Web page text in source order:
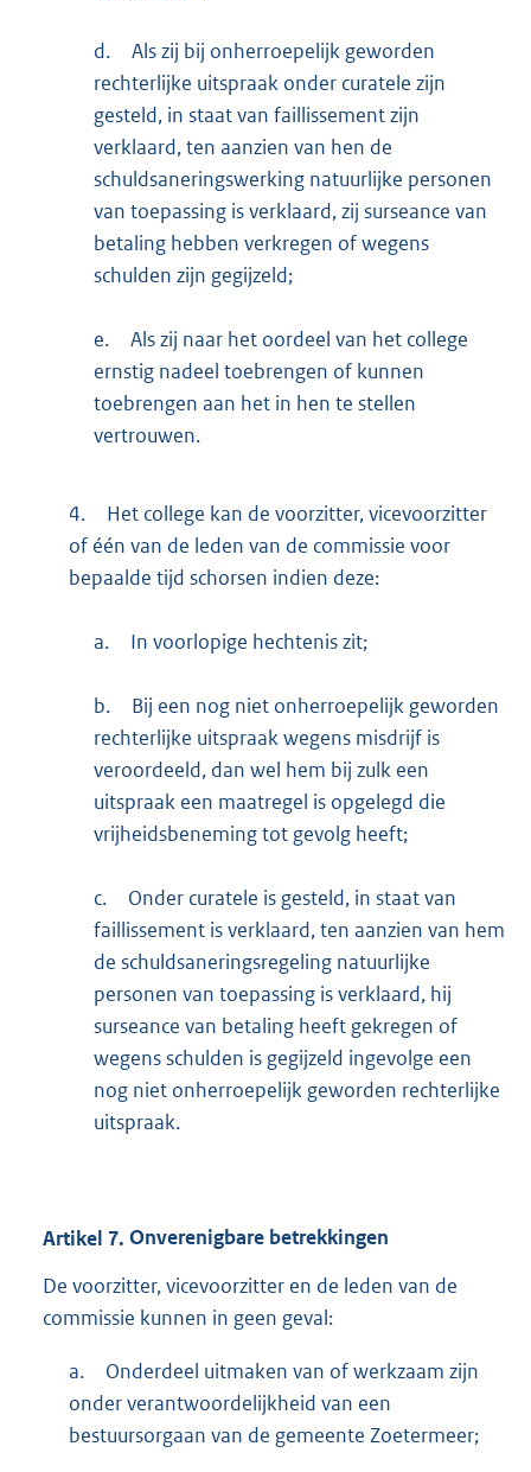
d.
Als zij bij onherroepelijk geworden
rechterlijke uitspraak onder curatele zijn
gesteld, in staat van faillissement zijn
verklaard, ten aanzien van hen de
schuldsaneringswerking natuurlijke personen
van toepassing is verklaard, zij surseance van
betaling hebben verkregen of wegens
schulden zijn gegijzeld;
e.
Als zij naar het oordeel van het college
ernstig nadeel toebrengen of kunnen
toebrengen aan het in hen te stellen
vertrouwen.
4.
Het college kan de voorzitter, vicevoorzitter
of één van de leden van de commissie voor
bepaalde tijd schorsen indien deze:
a. In voorlopige hechtenis zit;
b.
Bij een nog niet onherroepelijk geworden
rechterlijke uitspraak wegens misdrijf is
veroordeeld, dan wel hem bij zulk een
uitspraak een maatregel is opgelegd die
vrijheidsbeneming tot gevolg heeft;
c.
Onder curatele is gesteld, in staat van
faillissement is verklaard, ten aanzien van hem
de schuldsaneringsregeling natuurlijke
personen van toepassing is verklaard, hij
surseance van betaling heeft gekregen of
wegens schulden is gegijzeld ingevolge een
nog niet onherroepelijk geworden rechterlijke
uitspraak.
Artikel 7. Onverenigbare betrekkingen
De voorzitter, vicevoorzitter en de leden van de
commissie kunnen in geen geval:
a.
Onderdeel uitmaken van of werkzaam zijn
onder verantwoordelijkheid van een
bestuursorgaan van de gemeente Zoetermeer;